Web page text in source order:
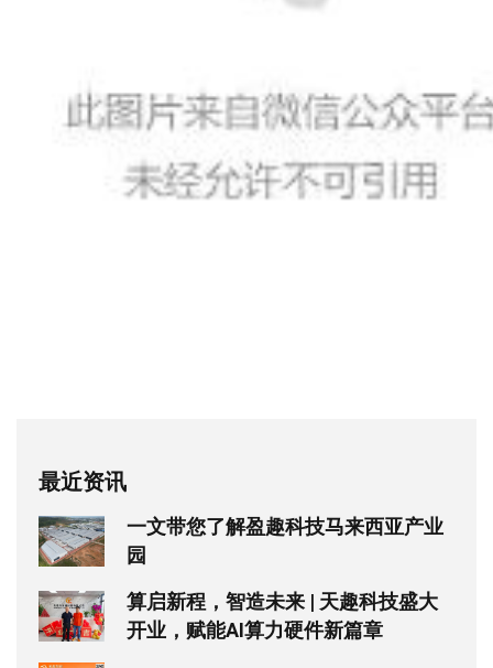
最近资讯
一文带您了解盈趣科技马来西亚产业
园
算启新程，智造未来 | 天趣科技盛大
开业，赋能AI算力硬件新篇章